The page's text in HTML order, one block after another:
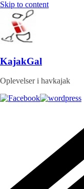
Skip to content
KajakGal
Oplevelser i havkajak